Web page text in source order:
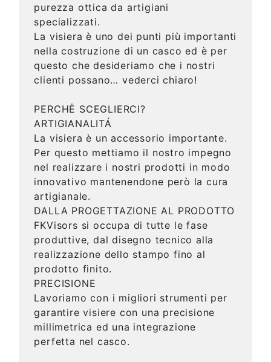
purezza ottica da artigiani
specializzati.
La visiera è uno dei punti più importanti
nella costruzione di un casco ed è per
questo che desideriamo che i nostri
clienti possano… vederci chiaro!
PERCHĖ SCEGLIERCI?
ARTIGIANALITÁ
La visiera è un accessorio importante.
Per questo mettiamo il nostro impegno
nel realizzare i nostri prodotti in modo
innovativo mantenendone però la cura
artigianale.
DALLA PROGETTAZIONE AL PRODOTTO
FKVisors si occupa di tutte le fase
produttive, dal disegno tecnico alla
realizzazione dello stampo fino al
prodotto finito.
PRECISIONE
Lavoriamo con i migliori strumenti per
garantire visiere con una precisione
millimetrica ed una integrazione
perfetta nel casco.